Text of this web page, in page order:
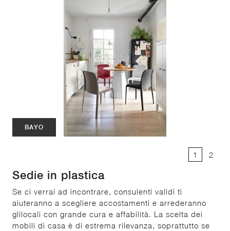
BAYO
1 2
Sedie in plastica
Se ci verrai ad incontrare, consulenti validi ti
aiuteranno a scegliere accostamenti e arrederanno
glilocali con grande cura e affabilità. La scelta dei
mobili di casa è di estrema rilevanza, soprattutto se